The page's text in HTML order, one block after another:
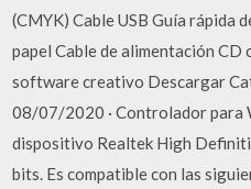
(CMYK) Cable USB Guía rápida
papel Cable de alimentación CD
software creativo Descargar
08/07/2020 · Controlador
dispositivo Realtek High
bits. Es compatible con las